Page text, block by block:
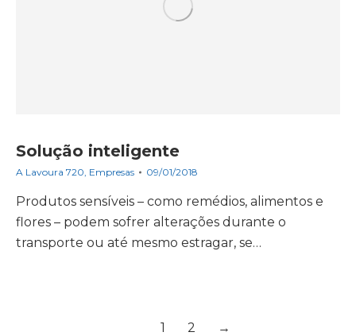
Solução inteligente
A Lavoura 720, Empresas 09/01/2018
Produtos sensíveis – como remédios, alimentos e
flores – podem sofrer alterações durante o
transporte ou até mesmo estragar, se…
1 2 →